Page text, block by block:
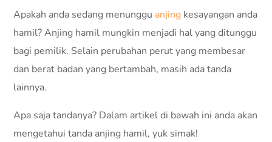
Apakah anda sedang menunggu anjing kesayangan anda
hamil? Anjing hamil mungkin menjadi hal yang ditunggu
bagi pemilik. Selain perubahan perut yang membesar
dan berat badan yang bertambah, masih ada tanda
lainnya.
Apa saja tandanya? Dalam artikel di bawah ini anda akan
mengetahui tanda anjing hamil, yuk simak!